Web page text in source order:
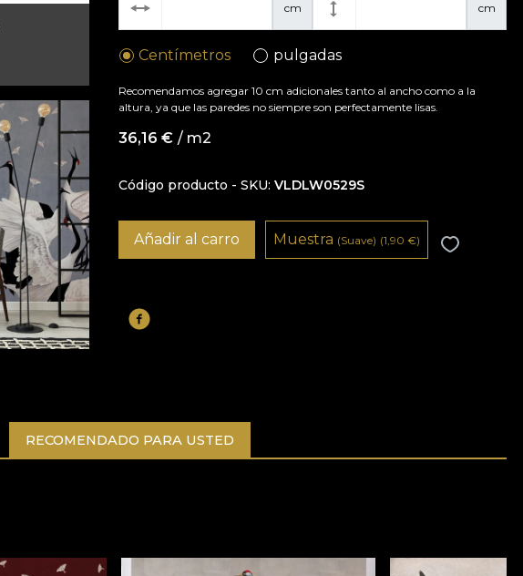
cm cm
Centímetros pulgadas
Recomendamos agregar 10 cm adicionales tanto al ancho como a la
altura, ya que las paredes no siempre son perfectamente lisas.
36,16€ / m2
Código producto - SKU VLDLW0529S
Añadir al carro Muestra (Suave) (1,90€)
RECOMENDADO PARA USTED